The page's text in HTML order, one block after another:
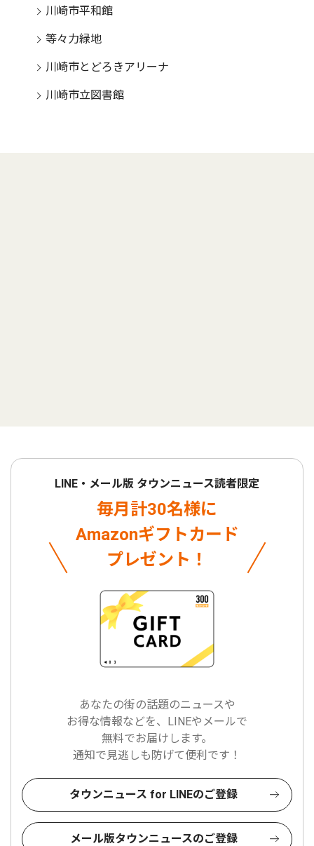
川崎市平和館
等々力緑地
川崎市とどろきアリーナ
川崎市立図書館
LINE・メール版 タウンニュース読者限定
毎月計30名様に
Amazonギフトカード
プレゼント！
あなたの街の話題のニュースや
お得な情報などを、LINEやメールで
無料でお届けします。
通知で見逃しも防げて便利です！
タウンニュース for LINEのご登録
メール版タウンニュースのご登録